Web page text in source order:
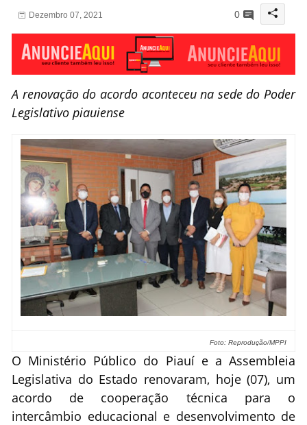
Dezembro 07, 2021 0
A renovação do acordo aconteceu na sede do Poder
Legislativo piauiense
Foto: Reprodução/MPPI
O Ministério Público do Piauí e a Assembleia
Legislativa do Estado renovaram, hoje (07), um
acordo de cooperação técnica para o
intercâmbio educacional e desenvolvimento de